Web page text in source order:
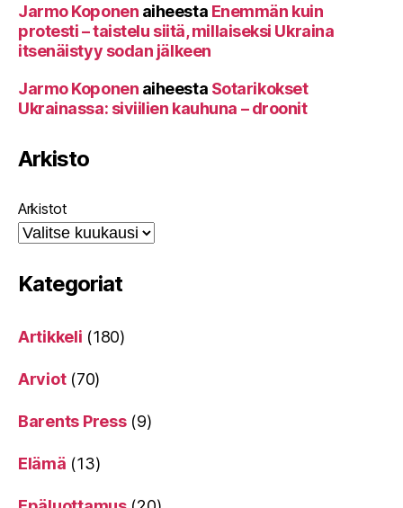
Jarmo Koponen aiheesta Enemmän kuin
protesti – taistelu siitä, millaiseksi Ukraina
itsenäistyy sodan jälkeen
Jarmo Koponen aiheesta Sotarikokset
Ukrainassa: siviilien kauhuna – droonit
Arkisto
Arkistot
Kategoriat
Artikkeli (180)
Arviot(70)
Barents Press(9)
Elämä (13)